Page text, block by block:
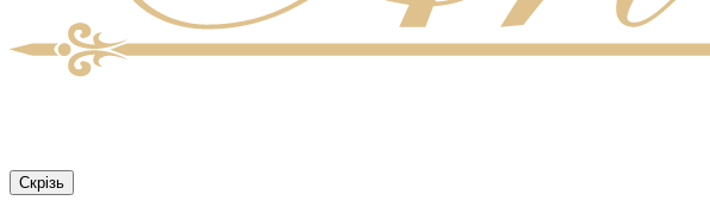
Скрізь